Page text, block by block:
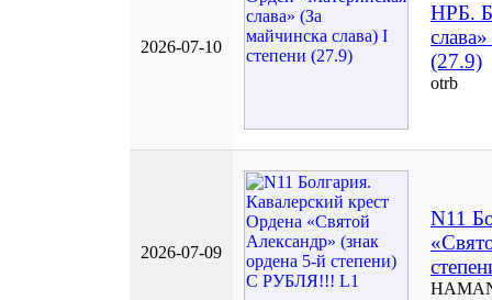
2026-07-10
НРБ.
(27.9)
otrb
2026-07-09
N11